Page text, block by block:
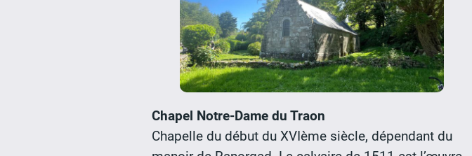
Chapel Notre-Dame du Traon
Chapelle du début du XVIème siècle, dépendant du